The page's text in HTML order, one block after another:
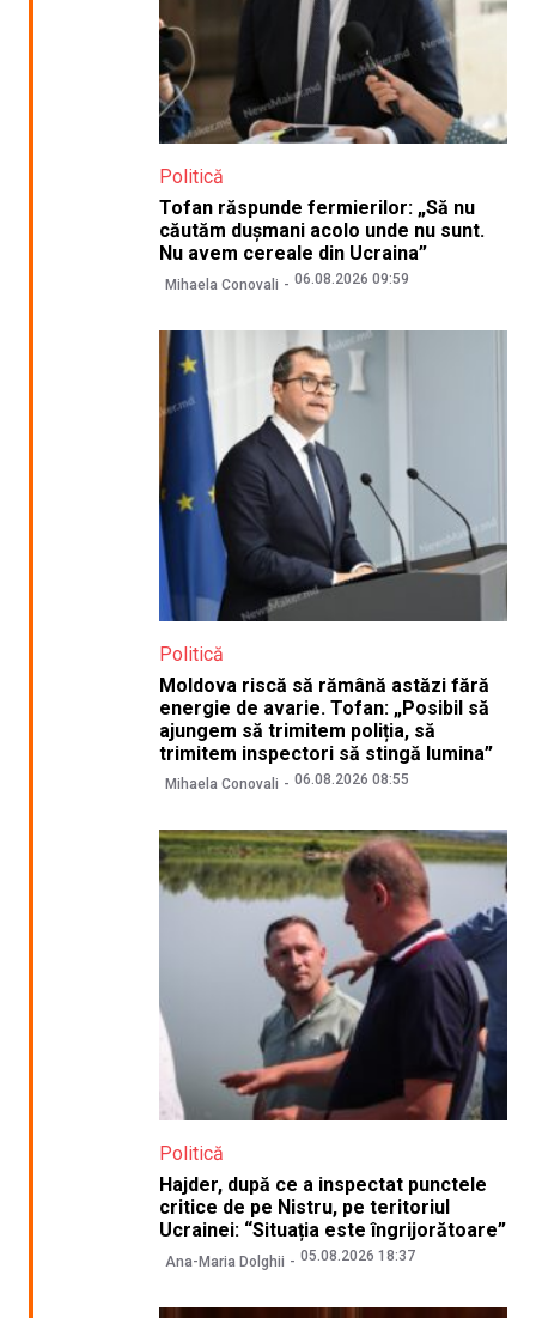
Politică
Tofan răspunde fermierilor: „Să nu
căutăm dușmani acolo unde nu sunt.
Nu avem cereale din Ucraina”
Mihaela Conovali 06.08.2026 09:59
Politică
Moldova riscă să rămână astăzi fără
energie de avarie. Tofan: „Posibil să
ajungem să trimitem poliția, să
trimitem inspectori să stingă lumina”
Mihaela Conovali 06.08.2026 08:55
Politică
Hajder, după ce a inspectat punctele
critice de pe Nistru, pe teritoriul
Ucrainei: “Situația este îngrijorătoare”
Ana-Maria Dolghii 05.08.2026 18:37